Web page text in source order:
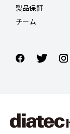
製品保証
チーム